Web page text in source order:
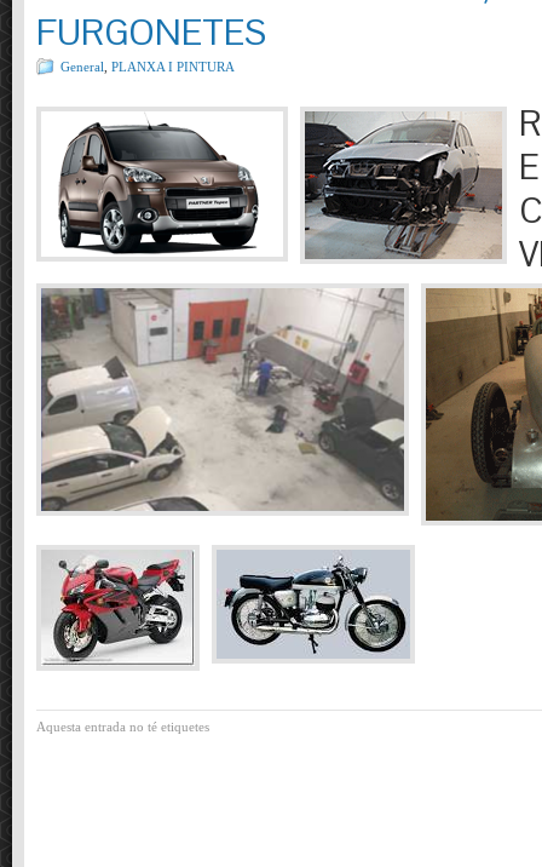
FURGONETES
General PLANXA I PINTURA
Aquesta entrada no té etiquetes